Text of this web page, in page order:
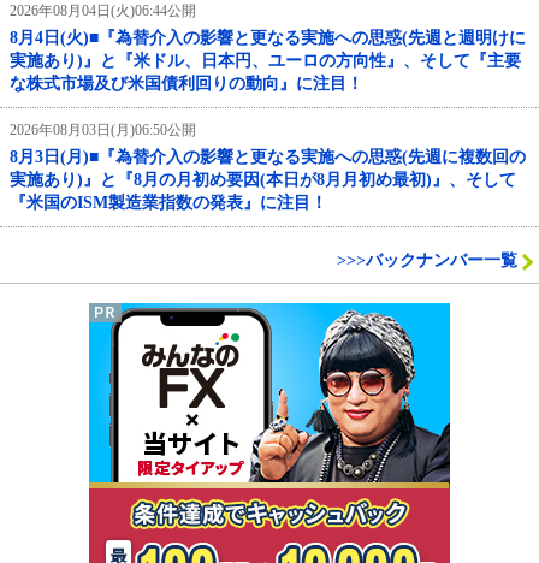
2026年08月04日(火)06:44公開
8月4日(火)■『為替介入の影響と更なる実施への思惑(先週と週明けに
実施あり)』と『米ドル、日本円、ユーロの方向性』、そして『主要
な株式市場及び米国債利回りの動向』に注目！
2026年08月03日(月)06:50公開
8月3日(月)■『為替介入の影響と更なる実施への思惑(先週に複数回の
実施あり)』と『8月の月初め要因(本日が8月月初め最初)』、そして
『米国のISM製造業指数の発表』に注目！
>>>バックナンバー一覧